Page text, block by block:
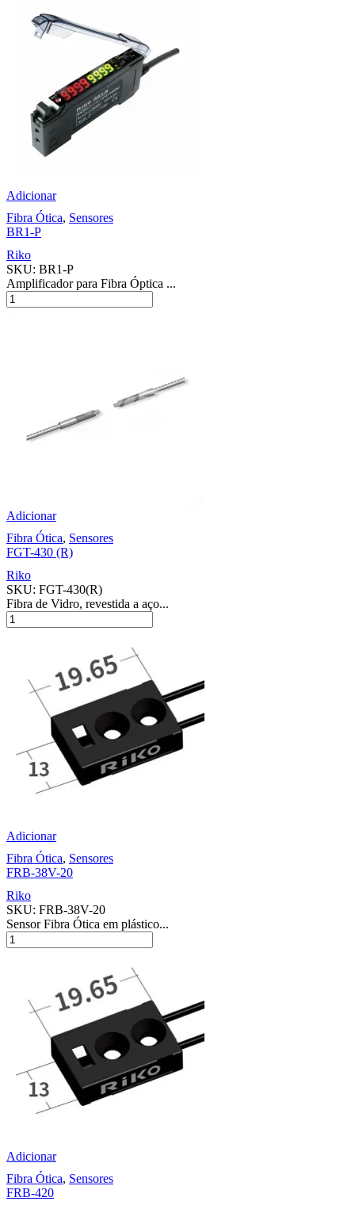
Adicionar
Fibra Ótica, Sensores
BR1-P
Riko
SKU: BR1-P
Amplificador para Fibra Óptica ...
Adicionar
Fibra Ótica, Sensores
FGT-430 (R)
Riko
SKU: FGT-430(R)
Fibra de Vidro, revestida a aço...
Adicionar
Fibra Ótica, Sensores
FRB-38V-20
Riko
SKU: FRB-38V-20
Sensor Fibra Ótica em plástico...
Adicionar
Fibra Ótica, Sensores
FRB-420